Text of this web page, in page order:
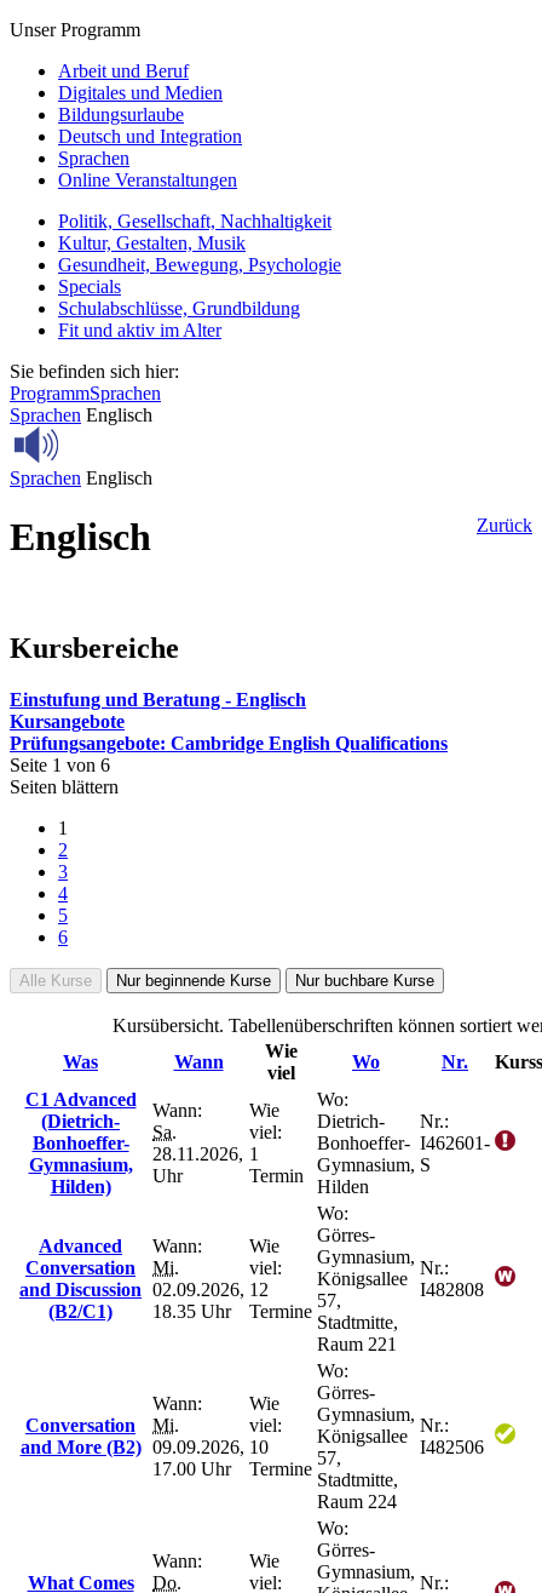
Unser Programm
Arbeit und Beruf
Digitales und Medien
Bildungsurlaube
Deutsch und Integration
Sprachen
Online Veranstaltungen
Politik, Gesellschaft, Nachhaltigkeit
Kultur, Gestalten, Musik
Gesundheit, Bewegung, Psychologie
Specials
Schulabschlüsse, Grundbildung
Fit und aktiv im Alter
Sie befinden sich hier:
ProgrammSprachen
Sprachen Englisch
Sprachen Englisch
Zurück
Englisch
Kursbereiche
Einstufung und Beratung - Englisch
Kursangebote
Prüfungsangebote: Cambridge English Qualifications
Seite 1 von 6
Seiten blättern
1
2
3
4
5
6
Alle Kurse Nur beginnende Kurse Nur buchbare Kurse
Kursübersicht. Tabellenüberschriften können sortiert
Was
Wann
Wie
viel
Wo Nr.
C1 Advanced
(Dietrich-
Bonhoeffer-
Gymnasium,
Hilden)
Wann:
Sa.
28.11.2026,
Uhr
Wie
viel:
1
Termin
Wo:
Dietrich-
Bonhoeffer-
Gymnasium,
Hilden
Nr.:
I462601-
S
Advanced
Conversation
and Discussion
(B2/C1)
Wann:
Mi.
02.09.2026,
18.35 Uhr
Wie
viel:
12
Termine
Wo:
Görres-
Gymnasium,
Königsallee
57,
Stadtmitte,
Raum 221
Nr.:
I482808
Conversation
and More (B2)
Wann:
Mi.
09.09.2026,
17.00 Uhr
Wie
viel:
10
Termine
Wo:
Görres-
Gymnasium,
Königsallee
57,
Stadtmitte,
Raum 224
Nr.:
I482506
What Comes
Wann:
Do.
Wie
viel:
Wo:
Görres-
Gymnasium,
Nr.: